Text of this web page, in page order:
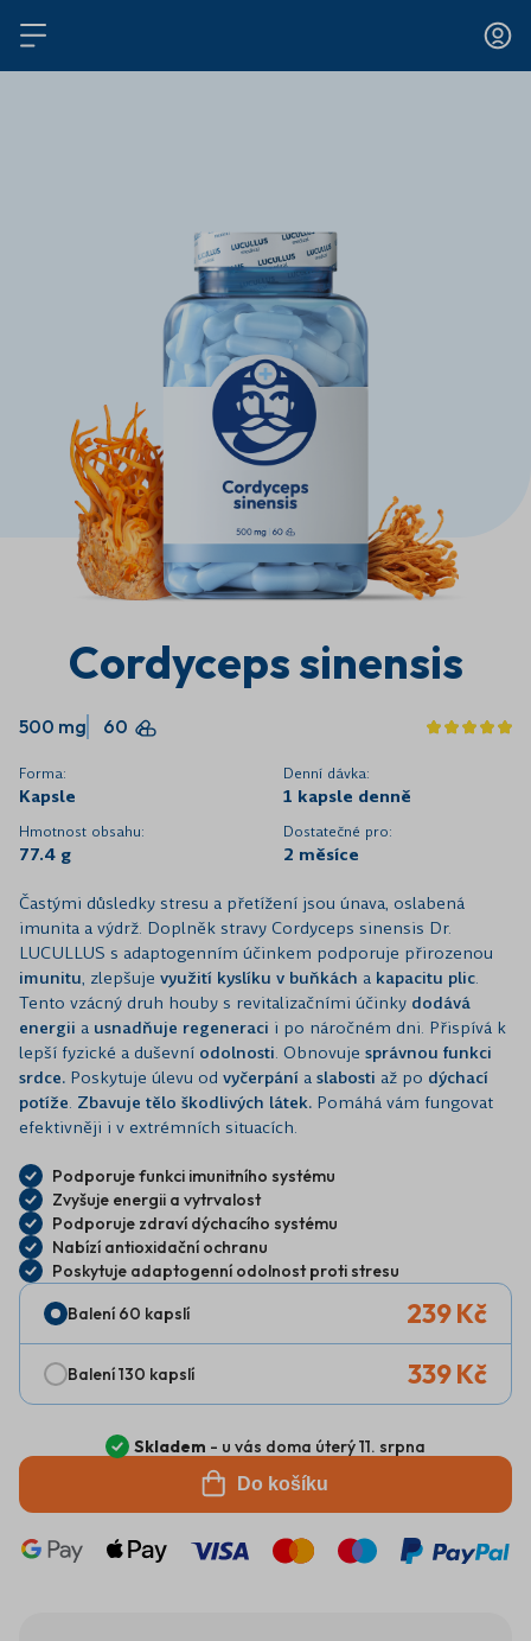
Cordyceps sinensis
500 mg 60
Forma:
Kapsle
Denní dávka:
1 kapsle denně
Hmotnost obsahu:
77.4 g
Dostatečné pro:
2 měsíce
Častými důsledky stresu a přetížení jsou únava, oslabená
imunita a výdrž. Doplněk stravy Cordyceps sinensis Dr.
LUCULLUS s adaptogenním účinkem podporuje přirozenou
imunitu, zlepšuje využití kyslíku v buňkách a kapacitu plic.
Tento vzácný druh houby s revitalizačními účinky dodává
energii a usnadňuje regeneraci i po náročném dni. Přispívá k
lepší fyzické a duševní odolnosti. Obnovuje správnou funkci
srdce. Poskytuje úlevu od vyčerpání a slabosti až po dýchací
potíže. Zbavuje tělo škodlivých látek. Pomáhá vám fungovat
efektivněji i v extrémních situacích.
Podporuje funkci imunitního systému
Zvyšuje energii a vytrvalost
Podporuje zdraví dýchacího systému
Nabízí antioxidační ochranu
Poskytuje adaptogenní odolnost proti stresu
Balení 60 kapslí
239 Kč
Balení 130 kapslí 339 Kč
Do košíku
Skladem - u vás doma úterý 11. srpna